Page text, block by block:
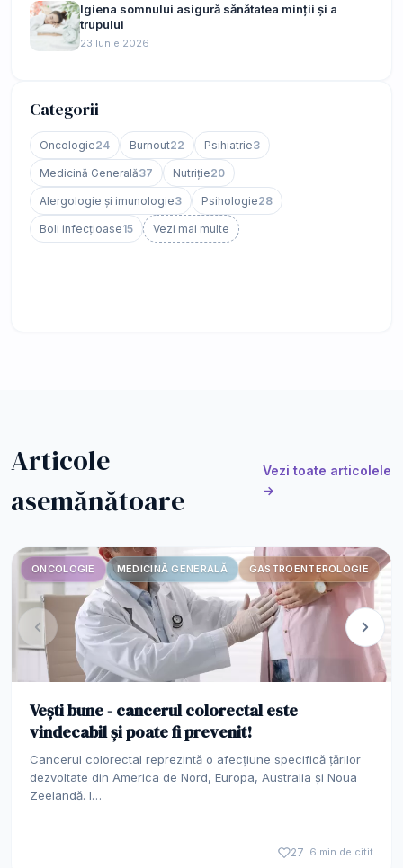
Igiena somnului asigură sănătatea minții și a
trupului
23 Iunie 2026
Categorii
Oncologie24 Burnout22 Psihiatrie3
Medicină Generală37 Nutriție20
Alergologie și imunologie3 Psihologie28
Boli infecțioase15 Vezi mai multe
Articole
asemănătoare
Vezi toate articolele
→
ONCOLOGIE MEDICINĂ GENERALĂ GASTROENTEROLOGIE
Vești bune - cancerul colorectal este
vindecabil și poate fi prevenit!
Cancerul colorectal reprezintă o afecțiune specifică țărilor
dezvoltate din America de Nord, Europa, Australia și Noua
Zeelandă. I…
27 6 min de citit